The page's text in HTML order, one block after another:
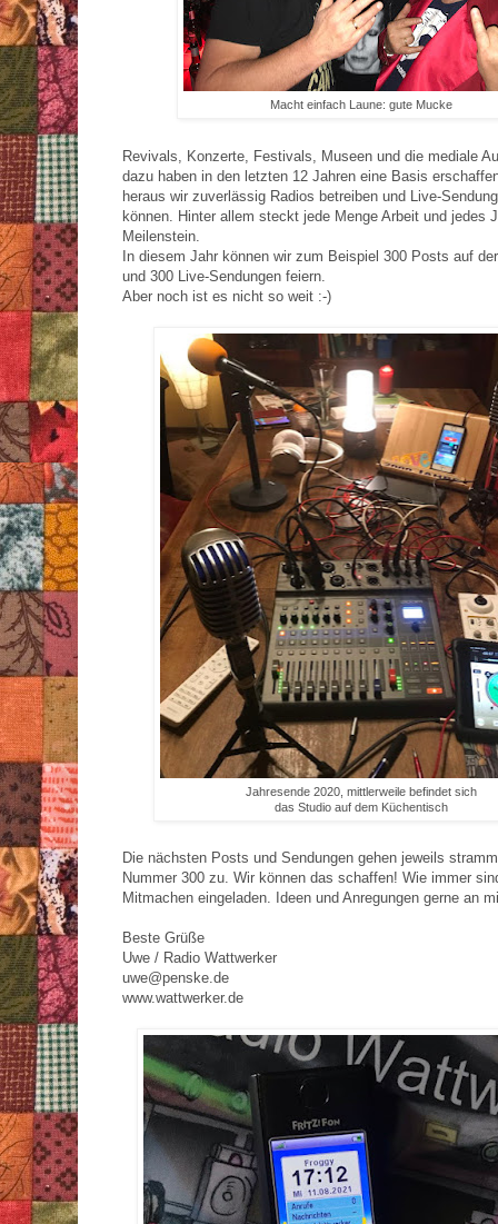
Macht einfach Laune: gute Mucke
Revivals, Konzerte, Festivals, Museen und die mediale
dazu haben in den letzten 12 Jahren eine Basis
heraus wir zuverlässig Radios betreiben und Live-
können. Hinter allem steckt jede Menge Arbeit und jedes
Meilenstein.
In diesem Jahr können wir zum Beispiel 300 Posts auf
und 300 Live-Sendungen feiern.
Aber noch ist es nicht so weit :-)
Jahresende 2020, mittlerweile befindet sich
das Studio auf dem Küchentisch
Die nächsten Posts und Sendungen gehen jeweils
Nummer 300 zu. Wir können das schaffen! Wie immer
Mitmachen eingeladen. Ideen und Anregungen gerne an
Beste Grüße
Uwe / Radio Wattwerker
uwe@penske.de
www.wattwerker.de